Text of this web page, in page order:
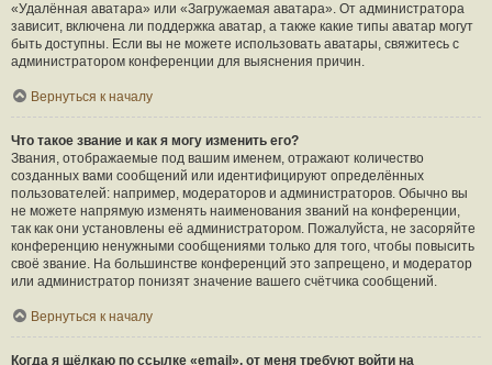
«Удалённая аватара» или «Загружаемая аватара». От администратора
зависит, включена ли поддержка аватар, а также какие типы аватар могут
быть доступны. Если вы не можете использовать аватары, свяжитесь с
администратором конференции для выяснения причин.
Вернуться к началу
Что такое звание и как я могу изменить его?
Звания, отображаемые под вашим именем, отражают количество
созданных вами сообщений или идентифицируют определённых
пользователей: например, модераторов и администраторов. Обычно вы
не можете напрямую изменять наименования званий на конференции,
так как они установлены её администратором. Пожалуйста, не засоряйте
конференцию ненужными сообщениями только для того, чтобы повысить
своё звание. На большинстве конференций это запрещено, и модератор
или администратор понизят значение вашего счётчика сообщений.
Вернуться к началу
Когда я щёлкаю по ссылке «email», от меня требуют войти на